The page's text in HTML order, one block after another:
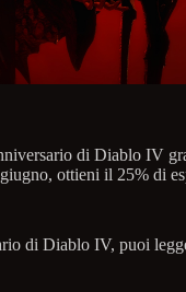
di Diablo IV
ottieni il 25% di
di Diablo IV, puoi